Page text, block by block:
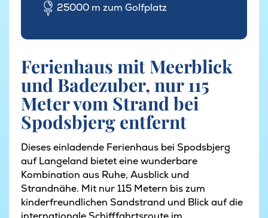
25000 m zum Golfplatz
Ferienhaus mit Meerblick
und Badezuber, nur 115
Meter vom Strand bei
Spodsbjerg entfernt
Dieses einladende Ferienhaus bei Spodsbjerg
auf Langeland bietet eine wunderbare
Kombination aus Ruhe, Ausblick und
Strandnähe. Mit nur 115 Metern bis zum
kinderfreundlichen Sandstrand und Blick auf die